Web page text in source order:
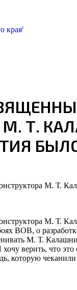
Т.
М. Т.
М. Т.
ВОВ, о
М. Т.
верить, что это
которую